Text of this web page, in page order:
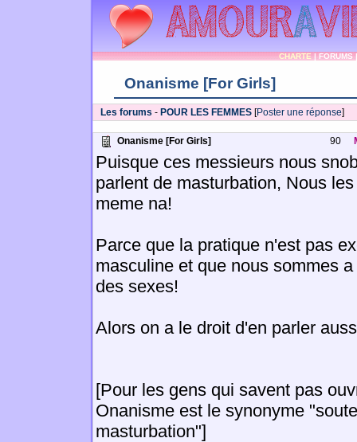
CHARTE|FORUMS
Onanisme [For Girls]
Les forums - POUR LES FEMMES [Poster une réponse]
Onanisme [For Girls] 90
Puisque ces messieurs nous
parlent de masturbation, Nous
meme na!
Parce que la pratique n'est pas
masculine et que nous sommes
des sexes!
Alors on a le droit d'en parler
[Pour les gens qui savent pas
Onanisme est le synonyme
masturbation"]